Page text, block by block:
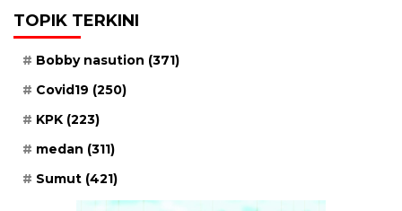
TOPIK TERKINI
Bobby nasution (371)
Covid19 (250)
KPK (223)
medan (311)
Sumut (421)